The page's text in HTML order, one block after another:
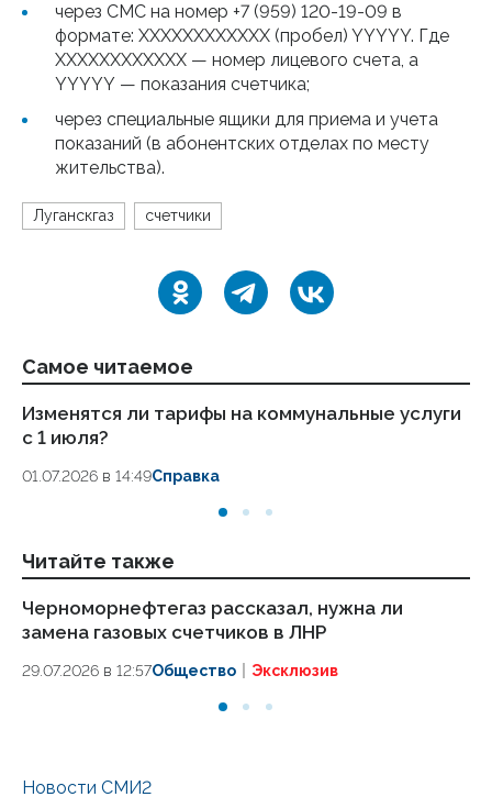
через СМС на номер +7 (959) 120-19-09 в
формате: ХХХХХXXXXXXX (пробел) YYYYY. Где
ХХХХХХХХХXXX — номер лицевого счета, а
YYYYY — показания счетчика;
через специальные ящики для приема и учета
показаний (в абонентских отделах по месту
жительства).
Луганскгаз счетчики
Самое читаемое
Изменятся ли тарифы на коммунальные услуги
с 1 июля?
01.07.2026 в 14:49Справка
Читайте также
Черноморнефтегаз рассказал, нужна ли
замена газовых счетчиков в ЛНР
29.07.2026 в 12:57Общество Эксклюзив
Новости СМИ2